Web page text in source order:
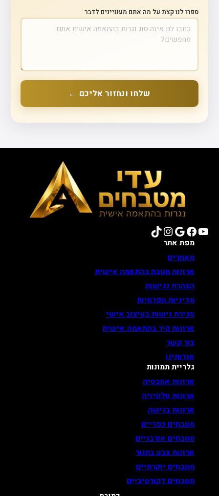
ספרו לנו קצת על מה אתם מעוניינים לדבר
שלחו ונחזור אליכם ←
YouTube
Facebook
Google
Instagram
TikTok
מפת אתר
מאמרים
ארונות מטבח בהתאמה אישית
הצהרת נגישות
מדיניות הפרטיות
סגירת נישות בעיצוב אישי
ארונות קיר בהתאמה אישית
צור קשר
אודותינו
גלריית תמונות
ארונות אמבטיה
ארונות טלוויזיה
ארונות בנישה
מטבחים כפריים
מטבחים אורבניים
ארונות צבע בתנור
מטבחים יוקרתיים
מטבחים דקורטיביים